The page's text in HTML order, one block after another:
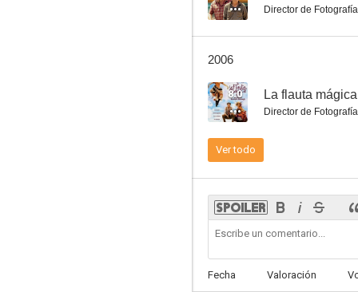
--
Director de Fotografía
2006
8.0 La flauta mágica
Director de Fotografía
Ver todo
Fecha Valoración